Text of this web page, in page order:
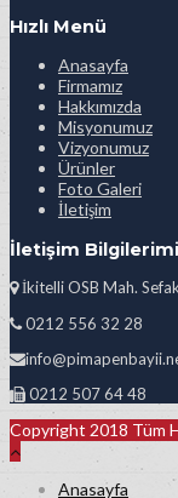
Hızlı Menü
Anasayfa
Firmamız
Hakkımızda
Misyonumuz
Vizyonumuz
Ürünler
Foto Galeri
İletişim
İletişim
İkitelli OSB Mah.
0212 556 32 28
0212 507 64 48
Copyright 2018 Tüm
Anasayfa